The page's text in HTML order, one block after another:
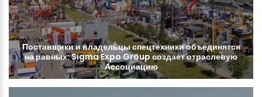
Поставщикиивладельцыспецтехникиобъединятся
наравных:SigmaExpoGroup создаетотраслевую
Ассоциацию